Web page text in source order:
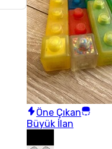
Öne Çıkan
Büyük İlan